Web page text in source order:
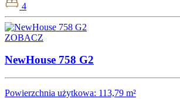
4
ZOBACZ
NewHouse 758 G2
Powierzchnia użytkowa: 113,79 m²